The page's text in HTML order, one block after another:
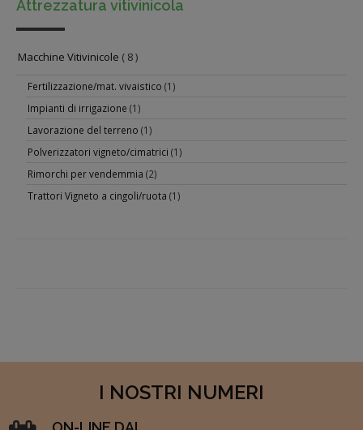
Attrezzatura vitivinicola
Macchine Vitivinicole ( 8 )
Fertilizzazione/mat. vivaistico (1)
Impianti di irrigazione (1)
Lavorazione del terreno (1)
Polverizzatori vigneto/cimatrici (1)
Rimorchi per vendemmia (2)
Trattori Vigneto a cingoli/ruota (1)
I NOSTRI NUMERI